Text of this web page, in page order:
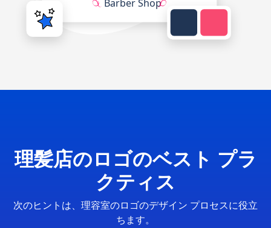
理髪店のロゴのベスト プラ
クティス
次のヒントは、理容室のロゴのデザイン プロセスに役立
ちます。